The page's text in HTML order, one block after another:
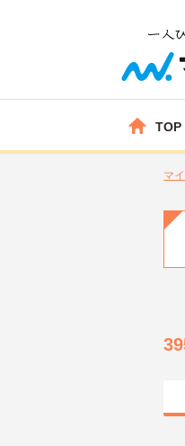
TOP
マ